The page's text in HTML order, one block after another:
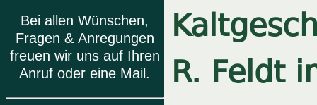
Bei allen Wünschen,
Fragen & Anregungen
freuen wir uns auf Ihren
Anruf oder eine Mail.
R. Feldt